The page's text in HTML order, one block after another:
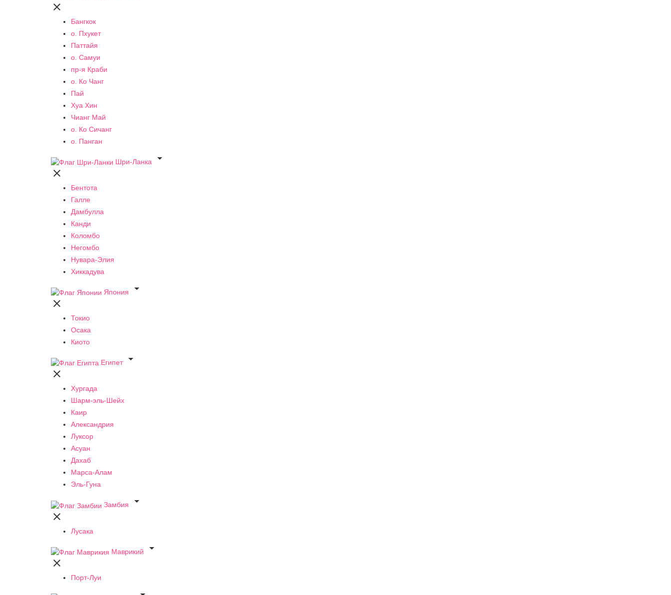

Бангкок
о. Пхукет
Паттайя
о. Самуи
пр-я Краби
о. Ко Чанг
Пай
Хуа Хин
Чианг Май
о. Ко Сичанг
о. Панган
Шри-Ланка


Бентота
Галле
Дамбулла
Канди
Коломбо
Негомбо
Нувара-Элия
Хиккадува
Япония


Токио
Осака
Киото
Египет


Хургада
Шарм-эль-Шейх
Каир
Александрия
Луксор
Асуан
Дахаб
Марса-Алам
Эль-Гуна
Замбия


Лусака
Маврикий


Порт-Луи